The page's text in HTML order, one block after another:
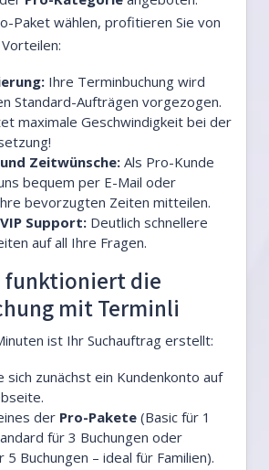
Paket wählen, profitieren Sie von
Ihre Terminbuchung wird
Standard-Aufträgen vorgezogen.
maximale Geschwindigkeit bei der
Zeitwünsche:Als Pro-Kunde
bequem per E-Mail oder
bevorzugten Zeiten mitteilen.
Support: Deutlich schnellere
auf all Ihre Fragen.
funktioniert die
mit Terminli
ist Ihr Suchauftrag erstellt:
sich zunächst ein Kundenkonto auf
der Pro-Pakete (Basic für 1
für 3 Buchungen oder
5 Buchungen – ideal für Familien).